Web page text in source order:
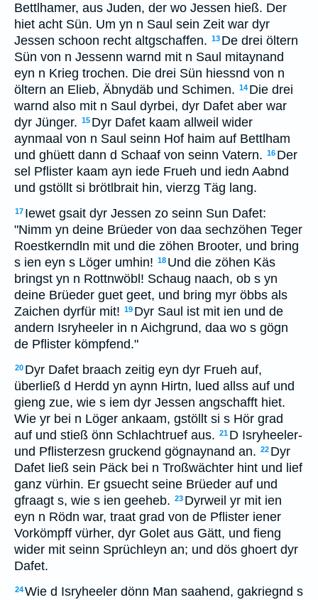
Bettlhamer, aus Juden, der wo Jessen hieß. Der
hiet acht Sün. Um yn n Saul sein Zeit war dyr
Jessen schoon recht altgschaffen. 13 De drei öltern
Sün von n Jessenn warnd mit n Saul mitaynand
eyn n Krieg trochen. Die drei Sün hiessnd von n
öltern an Elieb, Äbnydäb und Schimen. 14 Die drei
warnd also mit n Saul dyrbei, dyr Dafet aber war
dyr Jünger. 15 Dyr Dafet kaam allweil wider
aynmaal von n Saul seinn Hof haim auf Bettlham
und ghüett dann d Schaaf von seinn Vatern. 16 Der
sel Pflister kaam ayn iede Frueh und iedn Aabnd
und gstöllt si brötlbrait hin, vierzg Täg lang.
17 Iewet gsait dyr Jessen zo seinn Sun Dafet:
"Nimm yn deine Brüeder von daa sechzöhen Teger
Roestkerndln mit und die zöhen Brooter, und bring
s ien eyn s Löger umhin! 18 Und die zöhen Käs
bringst yn n Rottnwöbl! Schaug naach, ob s yn
deine Brüeder guet geet, und bring myr öbbs als
Zaichen dyrfür mit! 19 Dyr Saul ist mit ien und de
andern Isryheeler in n Aichgrund, daa wo s gögn
de Pflister kömpfend."
20 Dyr Dafet braach zeitig eyn dyr Frueh auf,
überließ d Herdd yn aynn Hirtn, lued allss auf und
gieng zue, wie s iem dyr Jessen angschafft hiet.
Wie yr bei n Löger ankaam, gstöllt si s Hör grad
auf und stieß önn Schlachtruef aus. 21 D Isryheeler-
und Pflisterzesn gruckend gögnaynand an. 22 Dyr
Dafet ließ sein Päck bei n Troßwächter hint und lief
ganz vürhin. Er gsuecht seine Brüeder auf und
gfraagt s, wie s ien geeheb. 23 Dyrweil yr mit ien
eyn n Rödn war, traat grad von de Pflister iener
Vorkömpff vürher, dyr Golet aus Gätt, und fieng
wider mit seinn Sprüchleyn an; und dös ghoert dyr
Dafet.
24Wie d Isryheeler dönn Man saahend, gakriegnd s